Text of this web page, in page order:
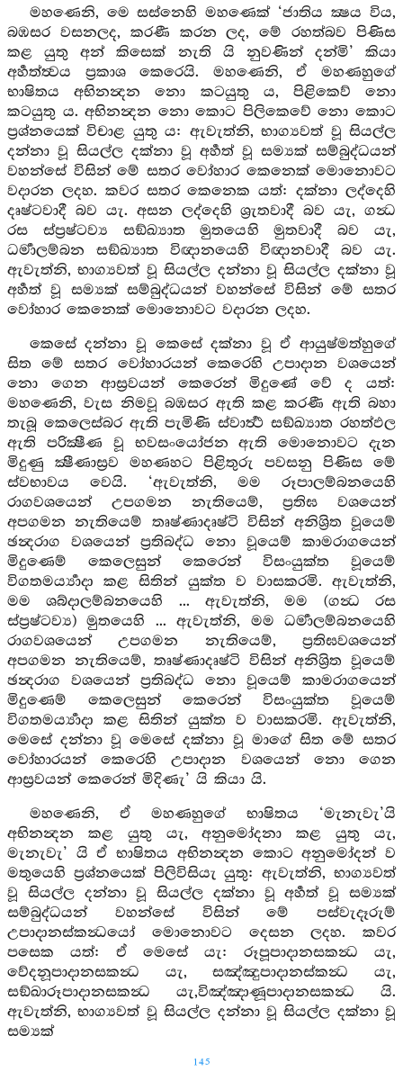
මහණෙනි, මෙ සස්නෙහි මහණෙක් ‘ජාතිය ක්‍ෂය විය,
බඹසර වසනලද, කරණී කරන ලද, මේ රහත්බව පිණිස
කළ යුතු අන් කිසෙක් නැති යි නුවණින් දන්මි’ කියා
අර්‍හත්ත්‍වය ප්‍රකාශ කෙරෙයි. මහණෙනි, ඒ මහණහුගේ
භාෂිතය අභිනන්‍දන නො කටයුතු ය, පිළිකෙව් නො
කටයුතු ය. අභිනන්‍දන නො කොට පිලිකෙවේ නො කොට
ප්‍රශ්නයෙක් විචාළ යුතු ය: ඇවැත්නි, භාග්‍යවත් වූ සියල්ල
දන්නා වූ සියල්ල දක්නා වූ අර්‍හත් වූ සම්‍යක් සම්බුද්ධයන්
වහන්සේ විසින් මේ සතර වෝහාර කෙනෙක් මොනොවට
වදාරන ලදහ. කවර සතර කෙනෙක යත්: දක්නා ලද්දෙහි
දෘෂ්ටවාදී බව යැ. අසන ලද්දෙහි ශ්‍රැතවාදී බව යැ, ගන්‍ධ
රස ස්ප්‍රෂ්ටව්‍ය සඞ්‍ඛ්‍යාත මුතයෙහි මුතවාදී බව යැ,
ධර්‍මාලම්බන සඞ්‍ඛ්‍යාත විඥානයෙහි විඥානවාදී බව යැ.
ඇවැත්නි, භාග්‍යවත් වූ සියල්ල දන්නා වූ සියල්ල දක්නා වූ
අර්‍හත් වූ සම්‍යක් සම්බුද්ධයන් වහන්සේ විසින් මේ සතර
වෝහාර කෙනෙක් මොනොවට වදාරන ලදහ.
කෙසේ දන්නා වූ කෙසේ දක්නා වූ ඒ ආයුෂ්මත්හුගේ
සිත මේ සතර වෝහාරයන් කෙරෙහි උපාදාන වශයෙන්
නො ගෙන ආස්‍රවයන් කෙරෙන් මිදුණේ වේ ද යත්:
මහණෙනි, වැස නිමවූ බඹසර ඇති කළ කරණී ඇති බහා
තැබූ කෙලෙස්බර ඇති පැමිණි ස්වාර්‍ත්‍ථ සඞ්‍ඛ්‍යාත රහත්ඵල
ඇති පරික්‍ෂීණ වූ භවසංයෝජන ඇති මොනොවට දැන
මිදුණු ක්‍ෂීණාස්‍රව මහණහට පිළිතුරු පවසනු පිණිස මේ
ස්වභාවය වෙයි. ‘ඇවැත්නි, මම රූපාලම්බනයෙහි
රාගවශයෙන් උපගමන නැතියෙම්, ප්‍රතිඝ වශයෙන්
අපගමන නැතියෙම් තෘෂ්ණාදෘෂ්ටි විසින් අනිශ්‍රිත වූයෙම්
ඡන්‍දරාග වශයෙන් ප්‍රතිබද්ධ නො වූයෙම් කාමරාගයෙන්
මිදුණෙම් කෙලෙසුන් කෙරෙන් විසංයුක්ත වූයෙම්
විගතමර්‍ය්‍යාදා කළ සිතින් යුක්ත ව වාසකරමි. ඇවැත්නි,
මම ශබ්දාලම්බනයෙහි ... ඇවැත්නි, මම (ගන්‍ධ රස
ස්ප්‍රෂ්ටව්‍ය) මුතයෙහි ... ඇවැත්නි, මම ධර්‍මාලම්බනයෙහි
රාගවශයෙන් උපගමන නැතියෙම්, ප්‍රතිඝවශයෙන්
අපගමන නැතියෙම්, තෘෂ්ණාදෘෂ්ටි විසින් අනිශ්‍රිත වූයෙම්
ඡන්‍දරාග වශයෙන් ප්‍රතිබද්ධ නො වූයෙම් කාමරාගයෙන්
මිදුණෙම් කෙලෙසුන් කෙරෙන් විසංයුක්ත වූයෙම්
විගතමර්‍ය්‍යාදා කළ සිතින් යුක්ත ව වාසකරමි. ඇවැත්නි,
මෙසේ දන්නා වූ මෙසේ දක්නා වූ මාගේ සිත මේ සතර
වෝහාරයන් කෙරෙහි උපාදාන වශයෙන් නො ගෙන
ආස්‍රවයන් කෙරෙන් මිදිණැ’ යි කියා යි.
මහණෙනි, ඒ මහණහුගේ භාෂිතය ‘මැනැවැ’යි
අභිනන්‍දන කළ යුතු යැ, අනුමෝදනා කළ යුතු යැ,
මැනැවැ’ යි ඒ භාෂිතය අභිනන්‍දන කොට අනුමෝදන් ව
මතුයෙහි ප්‍රශ්නයෙක් පිලිවිසියැ යුතු: ඇවැත්නි, භාග්‍යවත්
වූ සියල්ල දන්නා වූ සියල්ල දක්නා වූ අර්‍හත් වූ සම්‍යක්
සම්බුද්ධයන් වහන්සේ විසින් මේ පස්වැදෑරුම්
උපාදානස්කන්‍ධයෝ මොනොවට දෙසන ලදහ. කවර
පසෙක යත්: ඒ මෙසේ යැ: රූපූපාදානසකන්‍ධ යැ,
වේදනූපාදානසකන්‍ධ යැ, සඤ්ඤුපාදානස්කන්‍ධ යැ,
සඞ්ඛාරූපාදානසකන්‍ධ යැ,විඤ්ඤාණූපාදානසකන්‍ධ යි.
ඇවැත්නි, භාග්‍යවත් වූ සියල්ල දන්නා වූ සියල්ල දක්නා වූ
සම්‍යක්
145